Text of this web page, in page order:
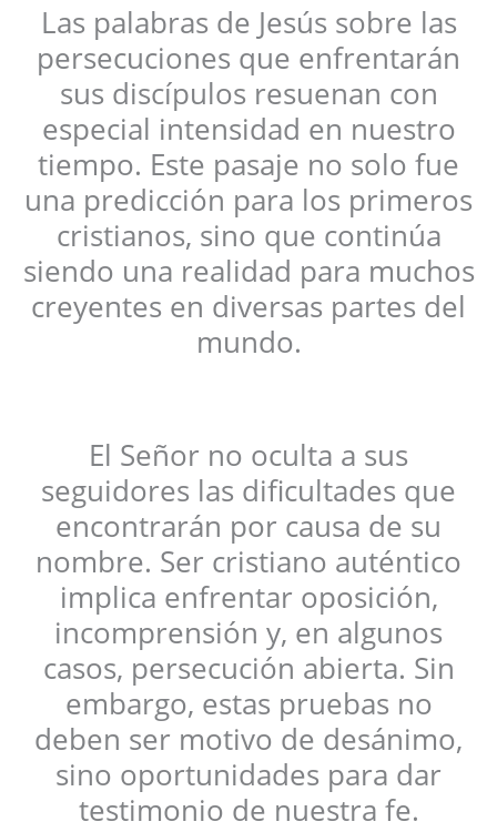
Las palabras de Jesús sobre las
persecuciones que enfrentarán
sus discípulos resuenan con
especial intensidad en nuestro
tiempo. Este pasaje no solo fue
una predicción para los primeros
cristianos, sino que continúa
siendo una realidad para muchos
creyentes en diversas partes del
mundo.
El Señor no oculta a sus
seguidores las dificultades que
encontrarán por causa de su
nombre. Ser cristiano auténtico
implica enfrentar oposición,
incomprensión y, en algunos
casos, persecución abierta. Sin
embargo, estas pruebas no
deben ser motivo de desánimo,
sino oportunidades para dar
testimonio de nuestra fe.